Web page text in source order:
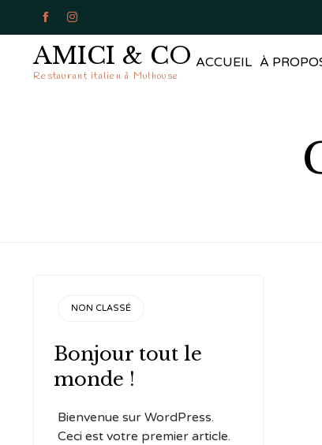
 
AMICI & CO
Restaurant italien à Mulhouse
ACCUEIL À
CATEGORY
NON CLASSÉ
Bonjour tout le
monde !
Bienvenue sur WordPress.
Ceci est votre premier article.